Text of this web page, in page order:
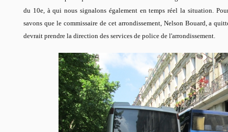
du 10e, à qui nous signalons également en temps réel la situation.
savons que le commissaire de cet arrondissement, Nelson Bouard, a
devrait prendre la direction des services de police de l'arrondissement.